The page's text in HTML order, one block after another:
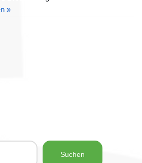
»
Suchen